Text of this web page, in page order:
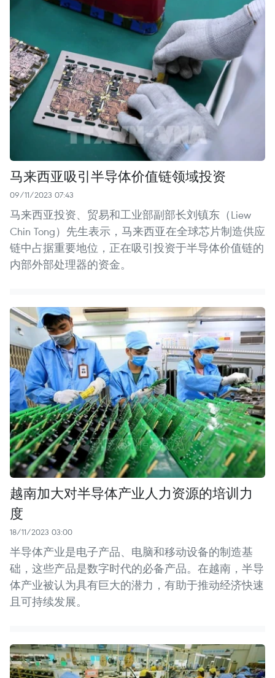
马来西亚吸引半导体价值链领域投资
09/11/2023 07:43
马来西亚投资、贸易和工业部副部长刘镇东（Liew
Chin Tong）先生表示，马来西亚在全球芯片制造供应
链中占据重要地位，正在吸引投资于半导体价值链的
内部外部处理器的资金。
越南加大对半导体产业人力资源的培训力
度
18/11/2023 03:00
半导体产业是电子产品、电脑和移动设备的制造基
础，这些产品是数字时代的必备产品。在越南，半导
体产业被认为具有巨大的潜力，有助于推动经济快速
且可持续发展。